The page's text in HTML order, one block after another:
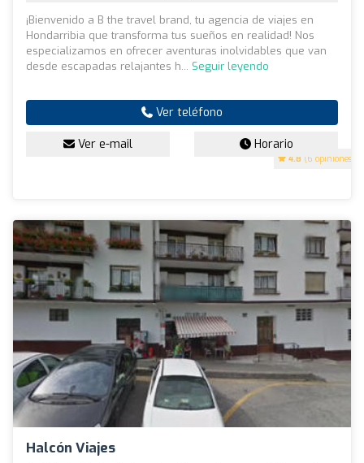
4.8 (6 opiniones)
¡Bienvenido a B the travel brand, tu agencia de viajes en
Hondarribia que transforma tus sueños en realidad! Nos
especializamos en ofrecer aventuras inolvidables que van
desde escapadas relajantes h... Seguir leyendo
Ver teléfono
Ver e-mail Horario
Halcón Viajes